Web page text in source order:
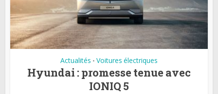
Actualités • Voitures électriques
Hyundai : promesse tenue avec
IONIQ 5